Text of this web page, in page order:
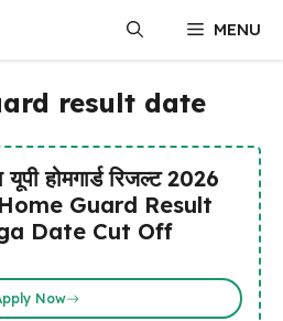
MENU
result date
होमगार्ड रिजल्ट 2026
Guard Result
Date Cut Off
Now